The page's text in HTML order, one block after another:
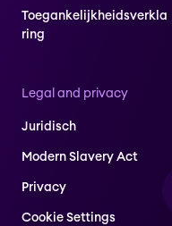
Toegankelijkheidsverkla
ring
Legal and privacy
Juridisch
Modern Slavery Act
Privacy
Cookie Settings